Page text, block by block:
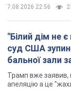
7.08.2026 22:56
"Білий дім не
суд США
бальної зали
Трамп вже заявив,
апеляцію а це